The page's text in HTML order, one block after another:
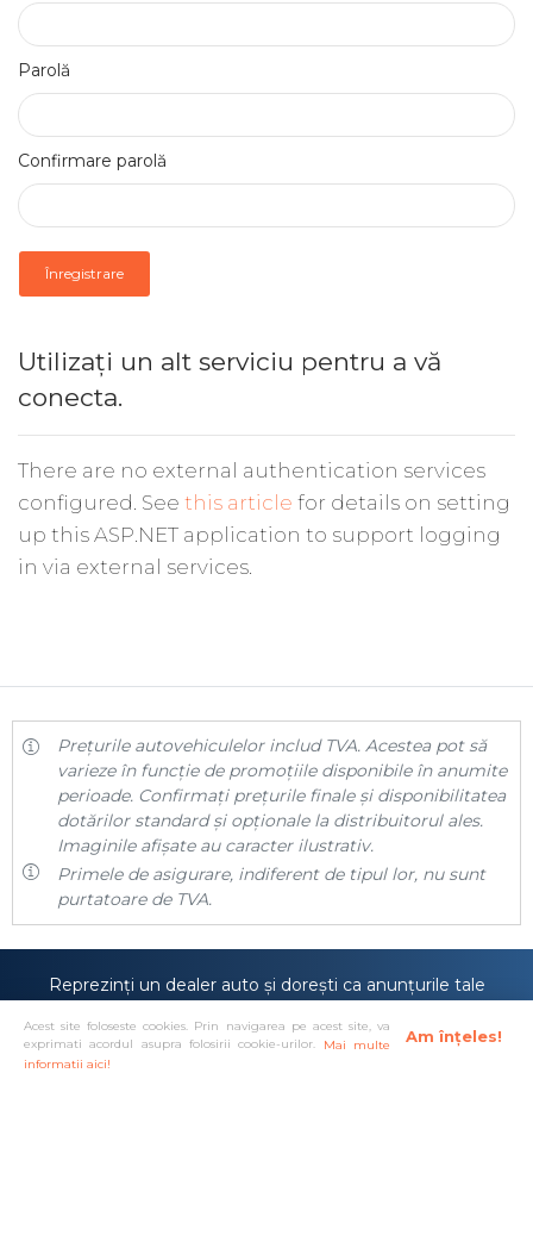
Acest site foloseste cookies. Prin navigarea pe acest site, va
exprimati acordul asupra folosirii cookie-urilor.
Mai multe
informatii aici!
Am înțeles!
Parolă
Confirmare parolă
Înregistrare
Utilizați un alt serviciu pentru a vă
conecta.
There are no external authentication services
configured. See this article for details on setting
up this ASP.NET application to support logging
in via external services.
Prețurile autovehiculelor includ TVA. Acestea pot să
varieze în funcție de promoțiile disponibile în anumite
perioade. Confirmați prețurile finale și disponibilitatea
dotărilor standard și opționale la distribuitorul ales.
Imaginile afișate au caracter ilustrativ.
Primele de asigurare, indiferent de tipul lor, nu sunt
purtatoare de TVA.
Reprezinți un dealer auto și dorești ca anunțurile tale
anunțurile tale sunt deja prezente pe site-ul nostru,